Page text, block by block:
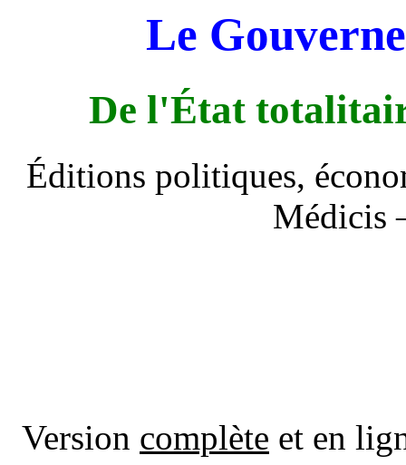
Le
De l'État
Éditions politiques,
Médicis
Version complète et en